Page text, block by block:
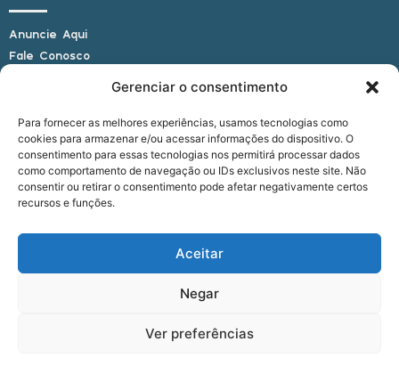
Gerenciar o consentimento
Para fornecer as melhores experiências, usamos tecnologias como
cookies para armazenar e/ou acessar informações do dispositivo. O
consentimento para essas tecnologias nos permitirá processar dados
como comportamento de navegação ou IDs exclusivos neste site. Não
consentir ou retirar o consentimento pode afetar negativamente certos
recursos e funções.
Aceitar
Negar
Ver preferências
Anuncie Aqui
Fale Conosco
E-mail: alagoasbrasilnoticias@gmail.com
Telefone: (82) 9 9691-0391 (Whatsapp)
Responsável Técnico: Crysthyan Carlos
Rua do Sau - Centro - Anadia - AL - CEP:
© 2022 - 2026 Alagoas Brasil Notícias. Todos os
direitos reservados.
fiveagência